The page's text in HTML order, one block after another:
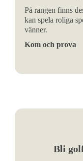
På rangen finns
kan spela roliga
vänner.
Kom och prova
Bli